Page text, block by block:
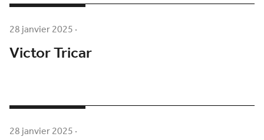
28 janvier 2025·
Victor Tricar
28 janvier 2025·